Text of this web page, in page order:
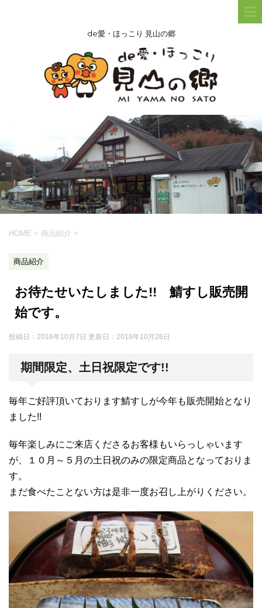
de愛・ほっこり 見山の郷
HOME > 商品紹介 >
商品紹介
お待たせいたしました!! 鯖すし販売開
始です。
投稿日：2016年10月7日 更新日： 2016年10月26日
期間限定、土日祝限定です!!
毎年ご好評頂いております鯖すしが今年も販売開始となり
ました!!
毎年楽しみにご来店くださるお客様もいらっしゃいます
が、１０月～５月の土日祝のみの限定商品となっておりま
す。
まだ食べたことない方は是非一度お召し上がりください。